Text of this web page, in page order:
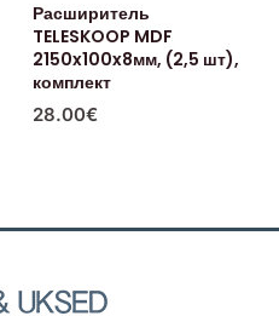
Расширитель
TELESKOOP MDF
2150x100x8мм, (2,5 шт),
комплект
28.00€